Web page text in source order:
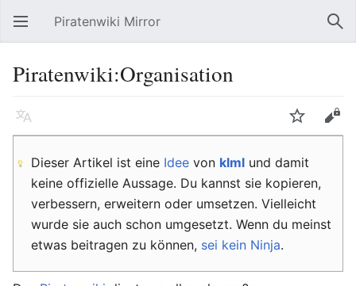
Hauptmenü öffnen Piratenwiki Mirror
Piratenwiki:Organisation
Sprache Beobachten Bearbeiten
Dieser Artikel ist eine Idee von klml und damit
keine offizielle Aussage. Du kannst sie kopieren,
verbessern, erweitern oder umsetzen. Vielleicht
wurde sie auch schon umgesetzt. Wenn du meinst
etwas beitragen zu können, sei kein Ninja.